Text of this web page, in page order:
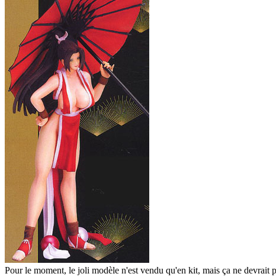
Pour le moment, le joli modèle n'est vendu qu'en kit, mais ça ne devrait